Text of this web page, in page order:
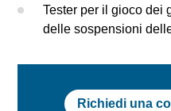
Tester per il gioco dei
delle sospensioni
Richiedi una